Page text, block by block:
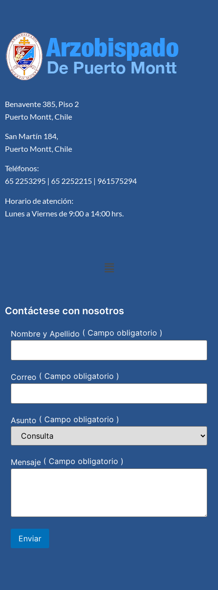
Benavente 385, Piso 2
Puerto Montt, Chile
San Martín 184,
Puerto Montt, Chile
Teléfonos:
65 2253295 | 65 2252215 | 961575294
Horario de atención:
Lunes a Viernes de 9:00 a 14:00 hrs.
Contáctese con nosotros
Nombre y Apellido ( Campo obligatorio )
Correo ( Campo obligatorio )
Asunto ( Campo obligatorio )
Mensaje ( Campo obligatorio )
Enviar